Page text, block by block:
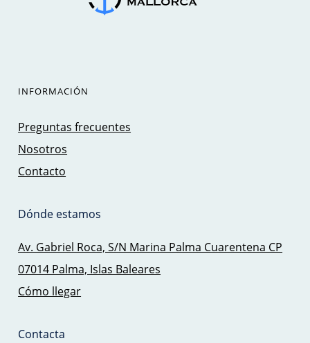
INFORMACIÓN
Preguntas frecuentes
Nosotros
Contacto
Dónde estamos
Av. Gabriel Roca, S/N Marina Palma Cuarentena CP
07014 Palma, Islas Baleares
Cómo llegar
Contacta